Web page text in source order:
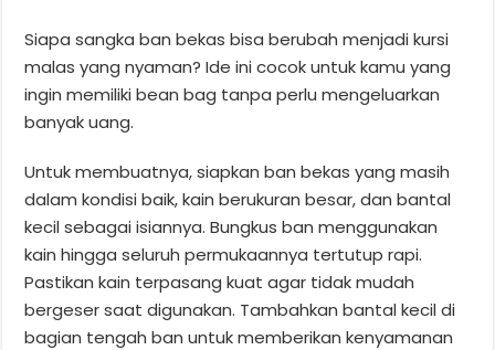
Siapa sangka ban bekas bisa berubah menjadi kursi
malas yang nyaman? Ide ini cocok untuk kamu yang
ingin memiliki bean bag tanpa perlu mengeluarkan
banyak uang.
Untuk membuatnya, siapkan ban bekas yang masih
dalam kondisi baik, kain berukuran besar, dan bantal
kecil sebagai isiannya. Bungkus ban menggunakan
kain hingga seluruh permukaannya tertutup rapi.
Pastikan kain terpasang kuat agar tidak mudah
bergeser saat digunakan. Tambahkan bantal kecil di
bagian tengah ban untuk memberikan kenyamanan